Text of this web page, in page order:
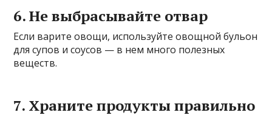
6. Не выбрасывайте отвар
Если варите овощи, используйте овощной бульон
для супов и соусов — в нем много полезных
веществ.
7. Храните продукты правильно